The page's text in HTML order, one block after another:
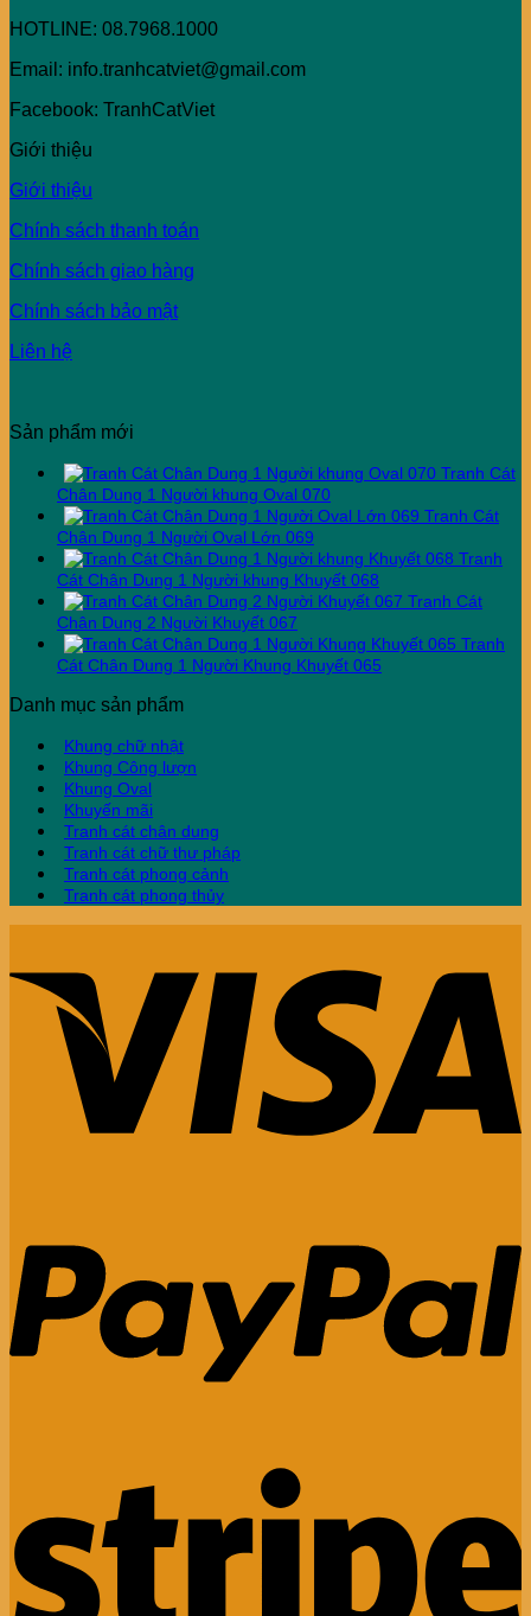
HOTLINE: 08.7968.1000
Email: info.tranhcatviet@gmail.com
Facebook: TranhCatViet
Giới thiệu
Giới thiệu
Chính sách thanh toán
Chính sách giao hàng
Chính sách bảo mật
Liên hệ
Sản phẩm mới
Tranh Cát
Chân Dung 1 Người khung Oval 070
Tranh Cát
Chân Dung 1 Người Oval Lớn 069
Tranh
Cát Chân Dung 1 Người khung Khuyết 068
Tranh Cát
Chân Dung 2 Người Khuyết 067
Tranh
Cát Chân Dung 1 Người Khung Khuyết 065
Danh mục sản phẩm
Khung chữ nhật
Khung Công lượn
Khung Oval
Khuyến mãi
Tranh cát chân dung
Tranh cát chữ thư pháp
Tranh cát phong cảnh
Tranh cát phong thủy